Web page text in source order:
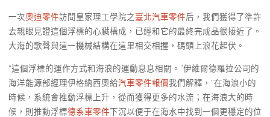
一次奧迪零件訪問皇家理工學院之臺北汽車零件后，我們獲得了準許
去親眼見證這個浮標的心臟構成，已經和它的最終完成品很接近了。
大海的歌聲與這一機械結構在這里相交相握，碼頭上浪花起伏。
“這個浮標的運作方式和海浪的運動息息相關。”伊維爾德羅拉公司的
海洋能源部經理伊格納西奧給汽車零件報價我們解釋，“在海浪小的
時候，系統會推動浮標上升，從而獲得更多的水流；在海浪大的時
候，則推動浮標德系車零件下沉以便于在海水中找到一個更穩定的位